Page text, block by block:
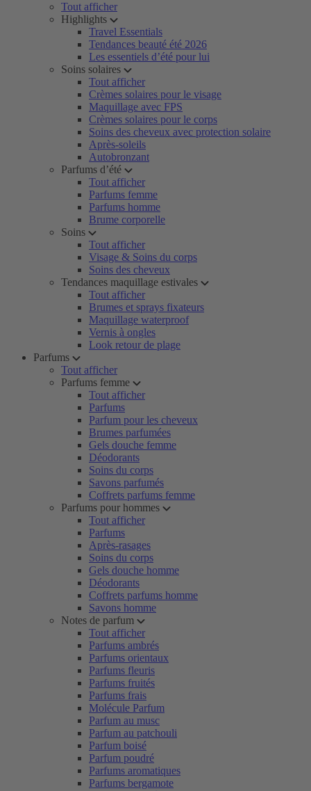
Tout afficher
Highlights
Travel Essentials
Tendances beauté été 2026
Les essentiels d’été pour lui
Soins solaires
Tout afficher
Crèmes solaires pour le visage
Maquillage avec FPS
Crèmes solaires pour le corps
Soins des cheveux avec protection solaire
Après-soleils
Autobronzant
Parfums d’été
Tout afficher
Parfums femme
Parfums homme
Brume corporelle
Soins
Tout afficher
Visage & Soins du corps
Soins des cheveux
Tendances maquillage estivales
Tout afficher
Brumes et sprays fixateurs
Maquillage waterproof
Vernis à ongles
Look retour de plage
Parfums
Tout afficher
Parfums femme
Tout afficher
Parfums
Parfum pour les cheveux
Brumes parfumées
Gels douche femme
Déodorants
Soins du corps
Savons parfumés
Coffrets parfums femme
Parfums pour hommes
Tout afficher
Parfums
Après-rasages
Soins du corps
Gels douche homme
Déodorants
Coffrets parfums homme
Savons homme
Notes de parfum
Tout afficher
Parfums ambrés
Parfums orientaux
Parfums fleuris
Parfums fruités
Parfums frais
Molécule Parfum
Parfum au musc
Parfum au patchouli
Parfum boisé
Parfum poudré
Parfums aromatiques
Parfums bergamote